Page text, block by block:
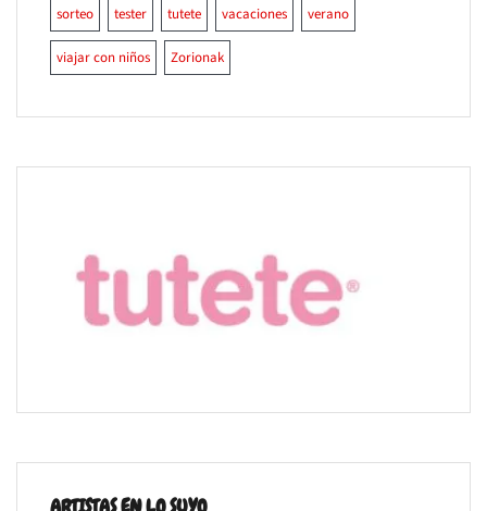
sorteo tester tutete vacaciones verano
viajar con niños Zorionak